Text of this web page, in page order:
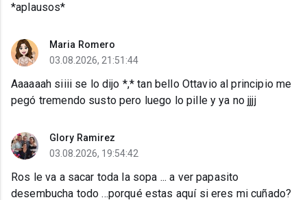
*aplausos*
Maria Romero
03.08.2026, 21:51:44
Aaaaaah siiii se lo dijo *,* tan bello Ottavio al principio me
pegó tremendo susto pero luego lo pille y ya no jjjj
Glory Ramirez
03.08.2026, 19:54:42
Ros le va a sacar toda la sopa ... a ver papasito
desembucha todo ...porqué estas aquí si eres mi cuñado?